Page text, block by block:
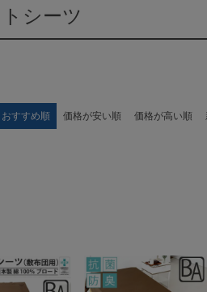
シーツ
おすすめ順 価格が安い順 価格が高い順